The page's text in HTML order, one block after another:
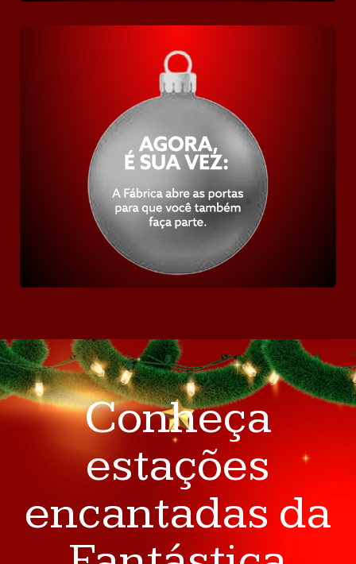
Conheça
estações
encantadas da